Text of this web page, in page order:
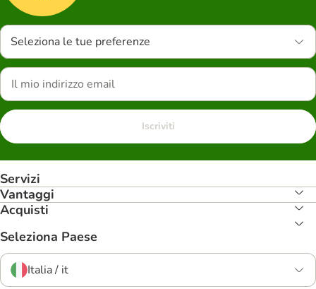
Seleziona le tue preferenze
Iscriviti
Servizi
Vantaggi
Acquisti
Seleziona Paese
Italia / it